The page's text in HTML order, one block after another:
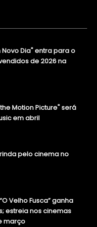
Dia" entra para o
de 2026 na
Motion Picture" será
em abril
pelo cinema no
Velho Fusca” ganha
estreia nos cinemas
março